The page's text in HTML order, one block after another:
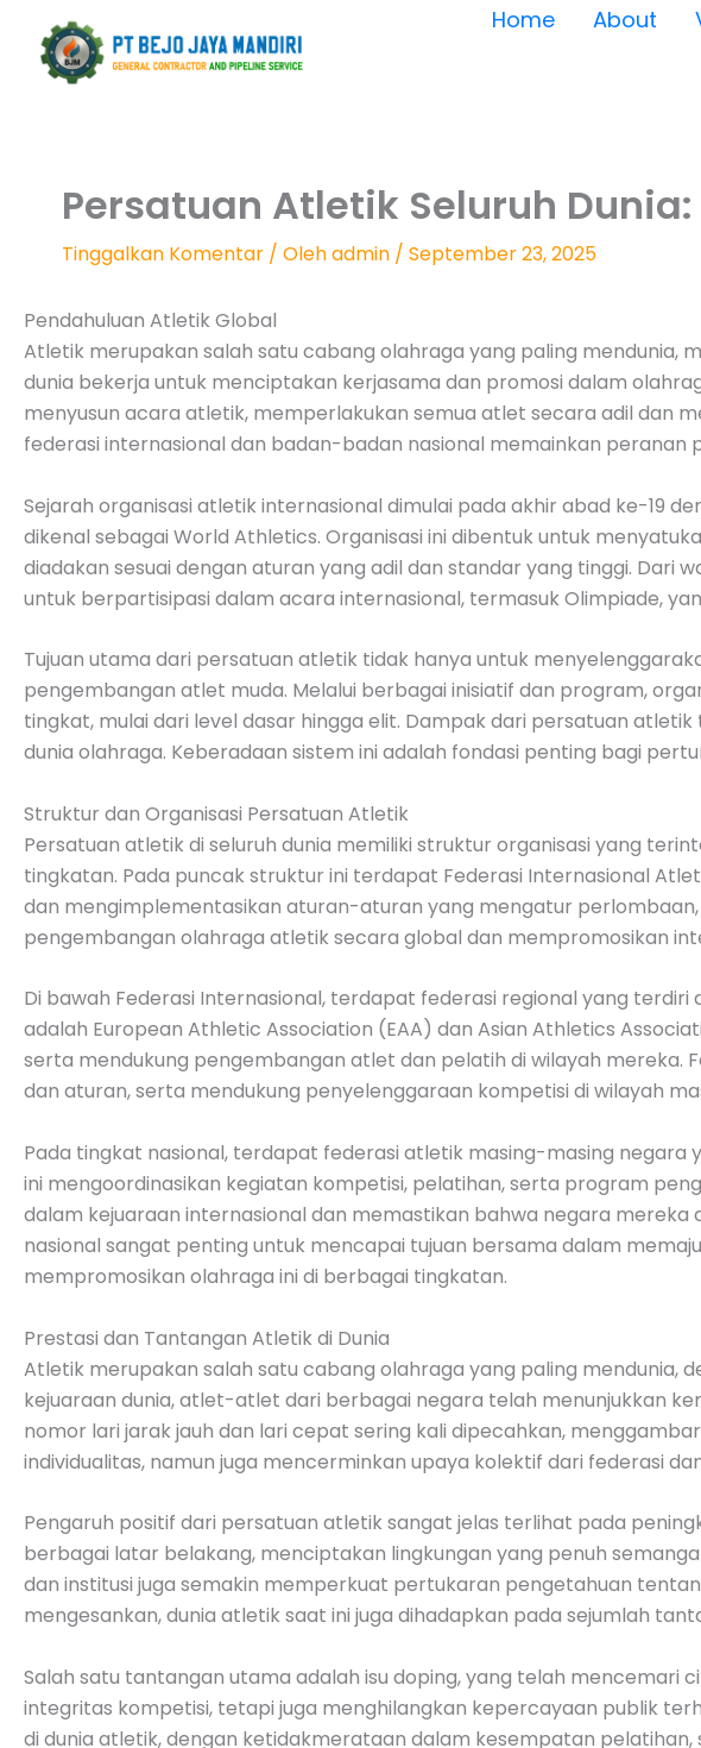
konten
Home About
Persatuan Atletik Seluruh
Tinggalkan Komentar / Olehadmin / September 23, 2025
Pendahuluan Atletik Global
Atletik merupakan salah satu cabang olahraga yang paling mendunia,
dunia bekerja untuk menciptakan kerjasama dan promosi dalam
menyusun acara atletik, memperlakukan semua atlet secara adil dan
federasi internasional dan badan-badan nasional memainkan
Sejarah organisasi atletik internasional dimulai pada akhir abad ke-19
dikenal sebagai World Athletics. Organisasi ini dibentuk untuk
diadakan sesuai dengan aturan yang adil dan standar yang tinggi.
untuk berpartisipasi dalam acara internasional, termasuk Olimpiade,
Tujuan utama dari persatuan atletik tidak hanya untuk
pengembangan atlet muda. Melalui berbagai inisiatif dan program,
tingkat, mulai dari level dasar hingga elit. Dampak dari persatuan
dunia olahraga. Keberadaan sistem ini adalah fondasi penting bagi
Struktur dan Organisasi Persatuan Atletik
Persatuan atletik di seluruh dunia memiliki struktur organisasi yang
tingkatan. Pada puncak struktur ini terdapat Federasi Internasional
dan mengimplementasikan aturan-aturan yang mengatur
pengembangan olahraga atletik secara global dan mempromosikan
Di bawah Federasi Internasional, terdapat federasi regional yang
adalah European Athletic Association (EAA) dan Asian Athletics
serta mendukung pengembangan atlet dan pelatih di wilayah mereka.
dan aturan, serta mendukung penyelenggaraan kompetisi di wilayah
Pada tingkat nasional, terdapat federasi atletik masing-masing
ini mengoordinasikan kegiatan kompetisi, pelatihan, serta program
dalam kejuaraan internasional dan memastikan bahwa negara mereka
nasional sangat penting untuk mencapai tujuan bersama dalam
mempromosikan olahraga ini di berbagai tingkatan.
Prestasi dan Tantangan Atletik di Dunia
Atletik merupakan salah satu cabang olahraga yang paling mendunia,
kejuaraan dunia, atlet-atlet dari berbagai negara telah menunjukkan
nomor lari jarak jauh dan lari cepat sering kali dipecahkan,
individualitas, namun juga mencerminkan upaya kolektif dari federasi
Pengaruh positif dari persatuan atletik sangat jelas terlihat pada
berbagai latar belakang, menciptakan lingkungan yang penuh
dan institusi juga semakin memperkuat pertukaran pengetahuan
mengesankan, dunia atletik saat ini juga dihadapkan pada sejumlah
Salah satu tantangan utama adalah isu doping, yang telah mencemari
integritas kompetisi, tetapi juga menghilangkan kepercayaan publik
di dunia atletik, dengan ketidakmerataan dalam kesempatan